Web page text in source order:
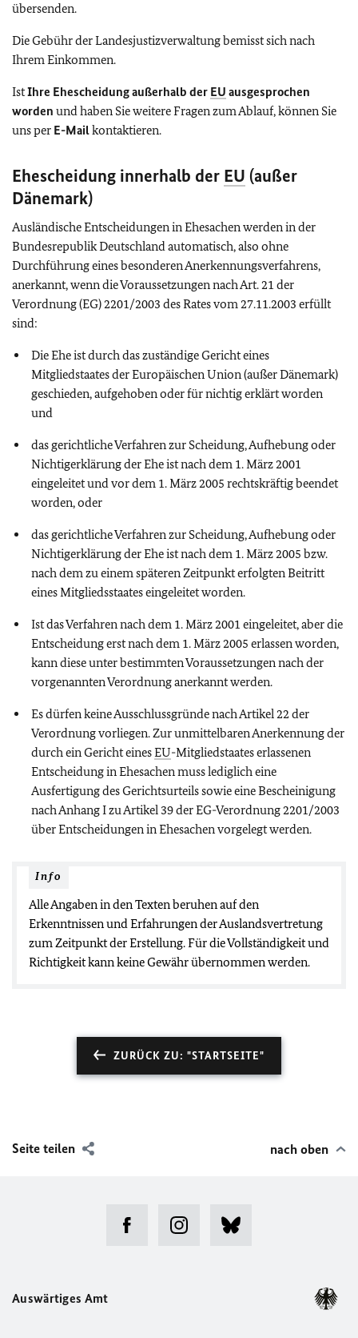
übersenden.
Die Gebühr der Landesjustizverwaltung bemisst sich nach
Ihrem Einkommen.
IstIhre Ehescheidung außerhalb der EU ausgesprochen
worden und haben Sie weitere Fragen zum Ablauf, können Sie
uns per E-Mailkontaktieren.
Ehescheidung innerhalb der EU (außer
Dänemark)
Ausländische Entscheidungen in Ehesachen werden in der
Bundesrepublik Deutschland automatisch, also ohne
Durchführung eines besonderen Anerkennungsverfahrens,
anerkannt, wenn die Voraussetzungen nach Art. 21 der
Verordnung (EG) 2201/2003 des Rates vom 27.11.2003 erfüllt
sind:
Die Ehe ist durch das zuständige Gericht eines
Mitgliedstaates der Europäischen Union (außer Dänemark)
geschieden, aufgehoben oder für nichtig erklärt worden
und
das gerichtliche Verfahren zur Scheidung, Aufhebung oder
Nichtigerklärung der Ehe ist nach dem 1. März 2001
eingeleitet und vor dem 1. März 2005 rechtskräftig beendet
worden, oder
das gerichtliche Verfahren zur Scheidung, Aufhebung oder
Nichtigerklärung der Ehe ist nach dem 1. März 2005 bzw.
nach dem zu einem späteren Zeitpunkt erfolgten Beitritt
eines Mitgliedsstaates eingeleitet worden.
Ist das Verfahren nach dem 1. März 2001 eingeleitet, aber die
Entscheidung erst nach dem 1. März 2005 erlassen worden,
kann diese unter bestimmten Voraussetzungen nach der
vorgenannten Verordnung anerkannt werden.
Es dürfen keine Ausschlussgründe nach Artikel 22 der
Verordnung vorliegen. Zur unmittelbaren Anerkennung der
durch ein Gericht einesEU-Mitgliedstaates erlassenen
Entscheidung in Ehesachen muss lediglich eine
Ausfertigung des Gerichtsurteils sowie eine Bescheinigung
nach Anhang I zu Artikel 39 der EG-Verordnung 2201/2003
über Entscheidungen in Ehesachen vorgelegt werden.
Info
Alle Angaben in den Texten beruhen auf den
Erkenntnissen und Erfahrungen der Auslandsvertretung
zum Zeitpunkt der Erstellung. Für die Vollständigkeit und
Richtigkeit kann keine Gewähr übernommen werden.
ZURÜCK ZU: "STARTSEITE"
Seite teilen nach oben
Auswärtiges Amt